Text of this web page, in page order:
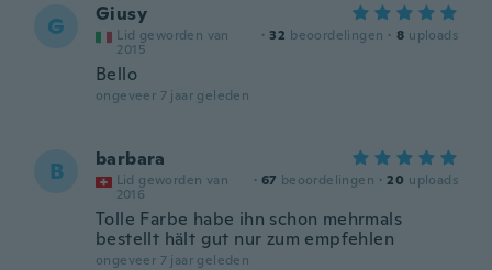
G Giusy
Lid geworden van
2015
· 32 beoordelingen · 8 uploads
Bello
ongeveer 7 jaar geleden
B barbara
Lid geworden van
2016
· 67 beoordelingen · 20 uploads
Tolle Farbe habe ihn schon mehrmals
bestellt hält gut nur zum empfehlen
ongeveer 7 jaar geleden